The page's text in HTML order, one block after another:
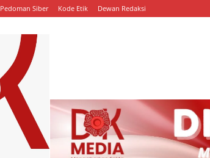
Pedoman Siber Kode Etik Dewan Redaksi